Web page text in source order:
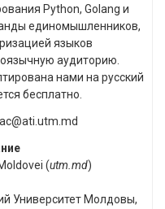
Python, Golang и
единомышленников,
языков
аудиторию.
нами на русский
бесплатно.
(utm.md)
Университет Молдовы,